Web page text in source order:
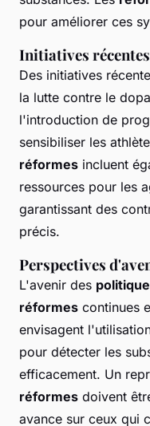
pour améliorer ces
Initiatives récentes
Des initiatives
la lutte contre le
l'introduction de
sensibiliser les
réformes incluent
ressources pour les
garantissant des
précis.
Perspectives
L'avenir des
réformes continues
envisagent
pour détecter les
efficacement. Un
réformes doivent
avance sur ceux qui